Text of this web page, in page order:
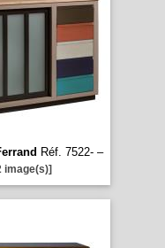
Réf. 7522- –
image(s)]